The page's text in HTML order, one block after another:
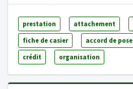
prestation attachement
fiche de casier accord de pose
crédit organisation